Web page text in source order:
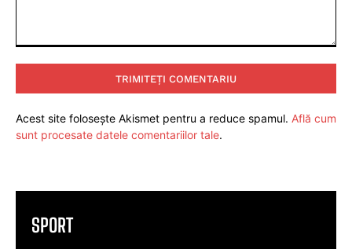
Acest site folosește Akismet pentru a reduce spamul. Află cum
sunt procesate datele comentariilor tale.
SPORT